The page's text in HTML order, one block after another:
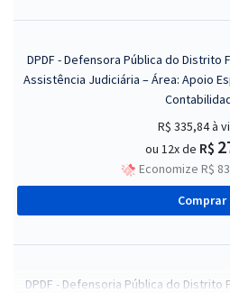
DPDF - Defensora Pública do Distrito
Assistência Judiciária – Área: Apoio
R$ 335,84à
ou 12x de R$
Economize R$
Comprar
DPDF - Defensoria Pública do Distrito